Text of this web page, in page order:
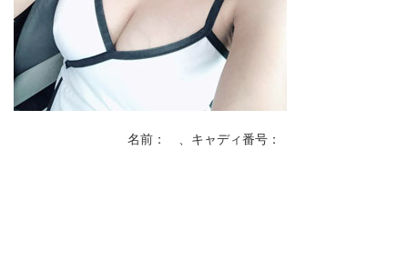
名前： 、キャディ番号：